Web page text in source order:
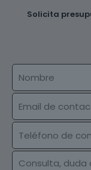
Solicita